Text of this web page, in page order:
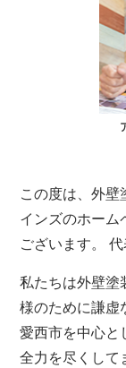
この度は、外壁
インズのホーム
ございます。
私たちは外壁塗
様のために謙虚
愛西市を中心と
全力を尽くして